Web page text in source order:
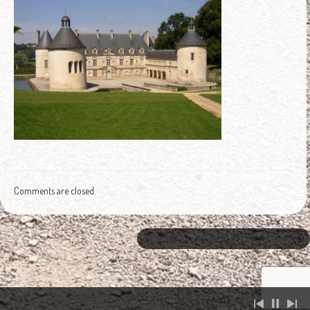
Comments are closed.